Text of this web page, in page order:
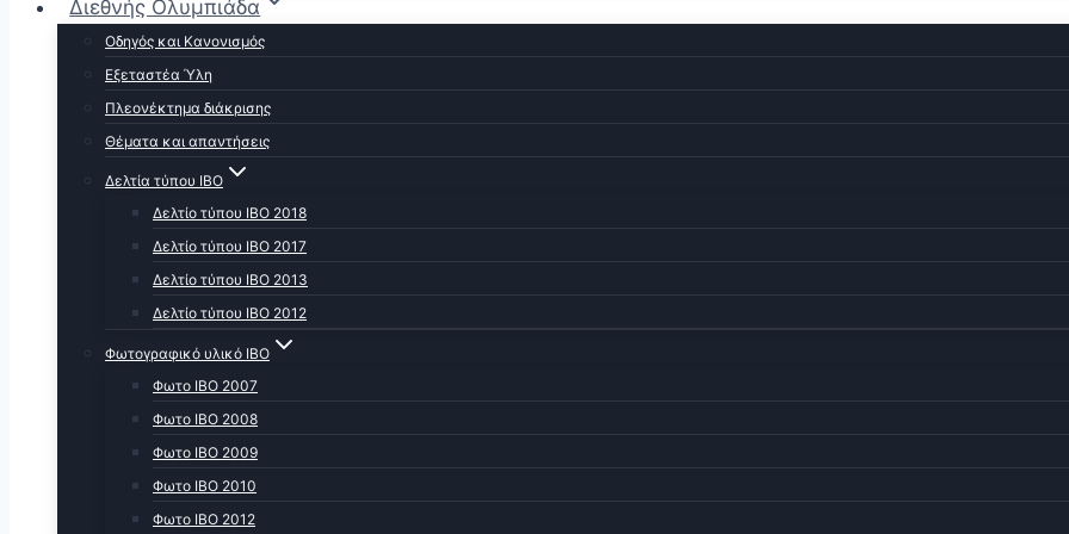
Διεθνής Ολυμπιάδα
Οδηγός και Κανονισμός
Εξεταστέα Ύλη
Πλεονέκτημα διάκρισης
Θέματα και απαντήσεις
Δελτία τύπου ΙΒΟ
Δελτίο τύπου ΙΒΟ 2018
Δελτίο τύπου ΙΒΟ 2017
Δελτίο τύπου ΙΒΟ 2013
Δελτίο τύπου ΙΒΟ 2012
Φωτογραφικό υλικό ΙΒΟ
Φωτο ΙΒΟ 2007
Φωτο IBO 2008
Φωτο ΙΒΟ 2009
Φωτο ΙΒΟ 2010
Φωτο ΙΒΟ 2012